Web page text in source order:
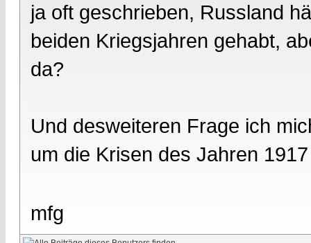
ja oft geschrieben, Russland
beiden Kriegsjahren gehabt,
da?
Und desweiteren Frage ich
um die Krisen des Jahren
mfg